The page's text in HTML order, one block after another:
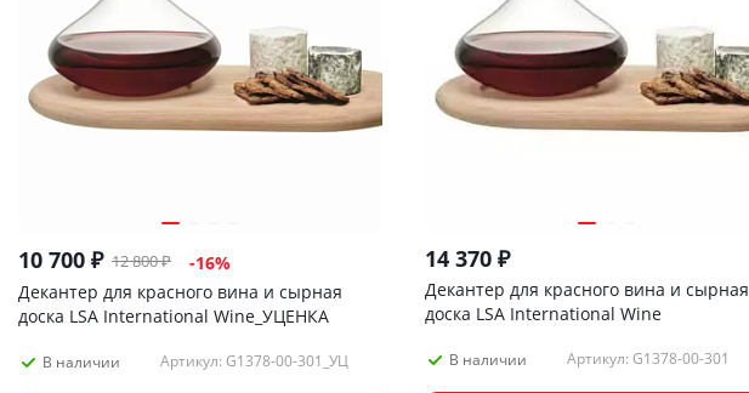
10 700 ₽ 12 800₽ -16%
Декантер для красного вина и сырная
доска LSA International Wine_УЦЕНКА
В наличии Артикул: G1378-00-301_УЦ
14 370₽
Декантер для красного вина и сырная
доска LSA International Wine
В наличии Артикул: G1378-00-301